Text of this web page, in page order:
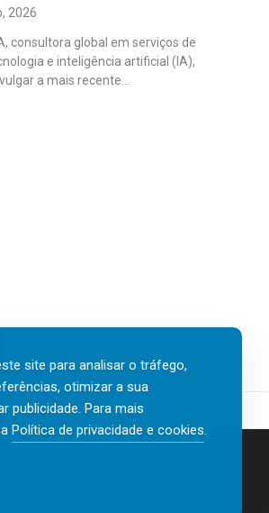
2026
consultora global em serviços de
e inteligência artificial (IA),
a mais recente...
site para analisar o tráfego,
otimizar a sua
publicidade. Para mais
Política de privacidade e cookies.